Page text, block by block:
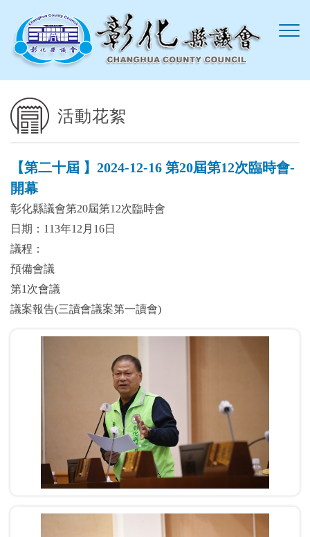
活動花絮
【第二十屆 】2024-12-16 第20屆第12次臨時會-
開幕
彰化縣議會第20屆第12次臨時會
日期：113年12月16日
議程：
預備會議
第1次會議
議案報告(三讀會議案第一讀會)